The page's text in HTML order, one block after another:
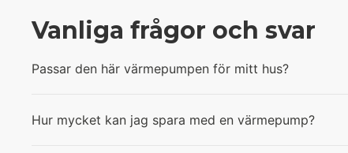
Vanliga frågor och svar
Passar den här värmepumpen för mitt hus?
Hur mycket kan jag spara med en värmepump?